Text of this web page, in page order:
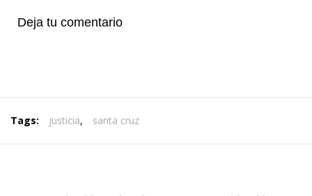
Deja tu comentario
Tags: justicia, santa cruz